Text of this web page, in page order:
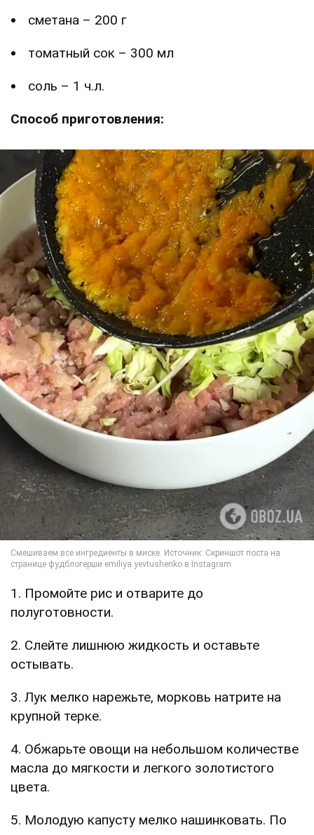
сметана – 200 г
томатный сок – 300 мл
соль – 1 ч.л.
Способ приготовления:
1. Промойте рис и отварите до
полуготовности.
2. Слейте лишнюю жидкость и оставьте
остывать.
3. Лук мелко нарежьте, морковь натрите на
крупной терке.
4. Обжарьте овощи на небольшом количестве
масла до мягкости и легкого золотистого
цвета.
5. Молодую капусту мелко нашинковать. По